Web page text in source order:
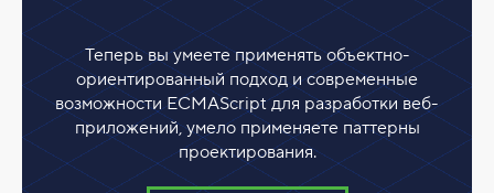
Теперь вы умеете применять объектно-
ориентированный подход и современные
возможности ECMAScript для разработки веб-
приложений, умело применяете паттерны
проектирования.